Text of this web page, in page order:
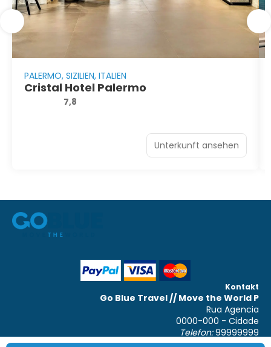
PALERMO, SIZILIEN, ITALIEN
Cristal Hotel Palermo
7,8
Unterkunft ansehen
Kontakt
Go Blue Travel // Move the World P
Rua Agencia
0000-000 - Cidade
Telefon:99999999
WhatsApp:00000000